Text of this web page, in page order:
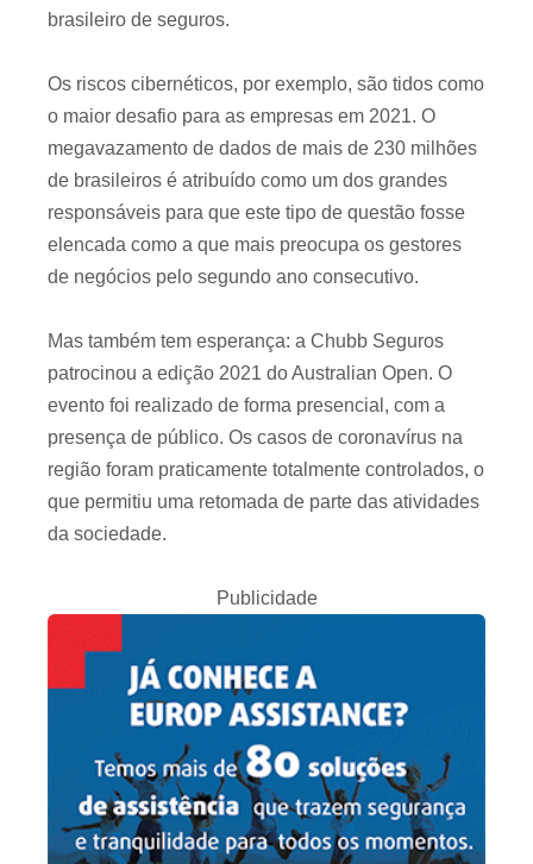
brasileiro de seguros.
Os riscos cibernéticos, por exemplo, são tidos como
o maior desafio para as empresas em 2021. O
megavazamento de dados de mais de 230 milhões
de brasileiros é atribuído como um dos grandes
responsáveis para que este tipo de questão fosse
elencada como a que mais preocupa os gestores
de negócios pelo segundo ano consecutivo.
Mas também tem esperança: a Chubb Seguros
patrocinou a edição 2021 do Australian Open. O
evento foi realizado de forma presencial, com a
presença de público. Os casos de coronavírus na
região foram praticamente totalmente controlados, o
que permitiu uma retomada de parte das atividades
da sociedade.
Publicidade